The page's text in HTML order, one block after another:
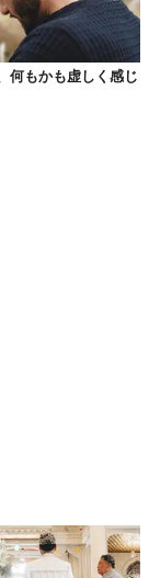
）。あと、メロ
あるなら常に
。
「
が、非合法を意
該当します。
つは牛肉や鶏肉
がハラールなん
何もかも虚しく感じ